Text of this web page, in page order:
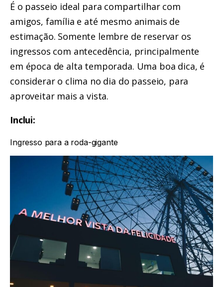
É o passeio ideal para compartilhar com
amigos, família e até mesmo animais de
estimação. Somente lembre de reservar os
ingressos com antecedência, principalmente
em época de alta temporada. Uma boa dica, é
considerar o clima no dia do passeio, para
aproveitar mais a vista.
Inclui:
Ingresso para a roda-gigante